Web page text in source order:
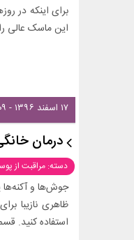
برای اینکه در
این ماسک عالی
۱۷ اسفند ۱۳۹۶ - ۱۲:۰۹
درمان
دسته: مراقبت از
جوش‌ها و آکنه‌ها
ظاهری نازیبا
استفاده کنید.